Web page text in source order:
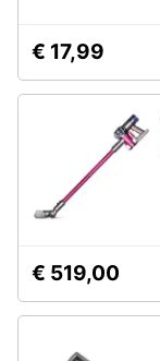
€ 17,99
€ 519,00